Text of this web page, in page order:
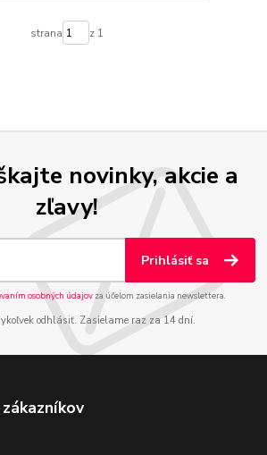
strana z 1
novinky, akcie a
zľavy!
Prihlásiť sa
osobných údajov za účelom zasielania newslettera.
odhlásiť. Zasielame raz za 14 dní.